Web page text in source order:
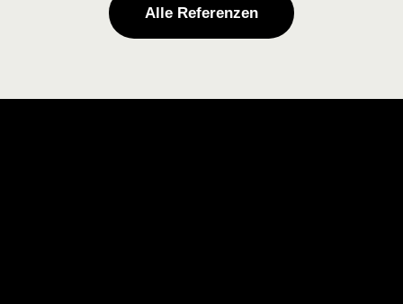
Alle Referenzen